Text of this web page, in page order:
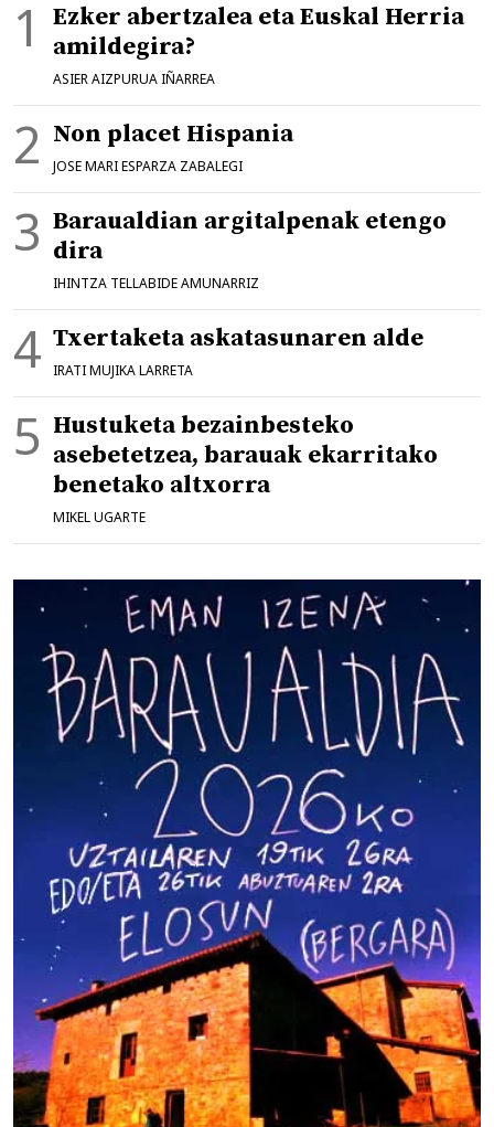
Ezker abertzalea eta Euskal Herria
amildegira?
ASIER AIZPURUA IÑARREA
Non placet Hispania
JOSE MARI ESPARZA ZABALEGI
Baraualdian argitalpenak etengo
dira
IHINTZA TELLABIDE AMUNARRIZ
Txertaketa askatasunaren alde
IRATI MUJIKA LARRETA
Hustuketa bezainbesteko
asebetetzea, barauak ekarritako
benetako altxorra
MIKEL UGARTE